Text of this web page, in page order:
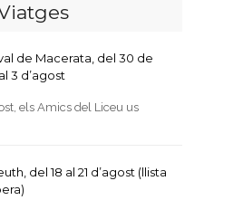
de Macerata, del 30 de
3 d’agost
els Amics del Liceu us
del 18 al 21 d’agost (llista